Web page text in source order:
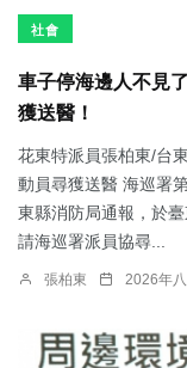
社會
車子停海邊人不見
獲送醫！
花東特派員張柏東/台
動員尋獲送醫 海巡署
東縣消防局通報，於
請海巡署派員協尋...
張柏東 2026年